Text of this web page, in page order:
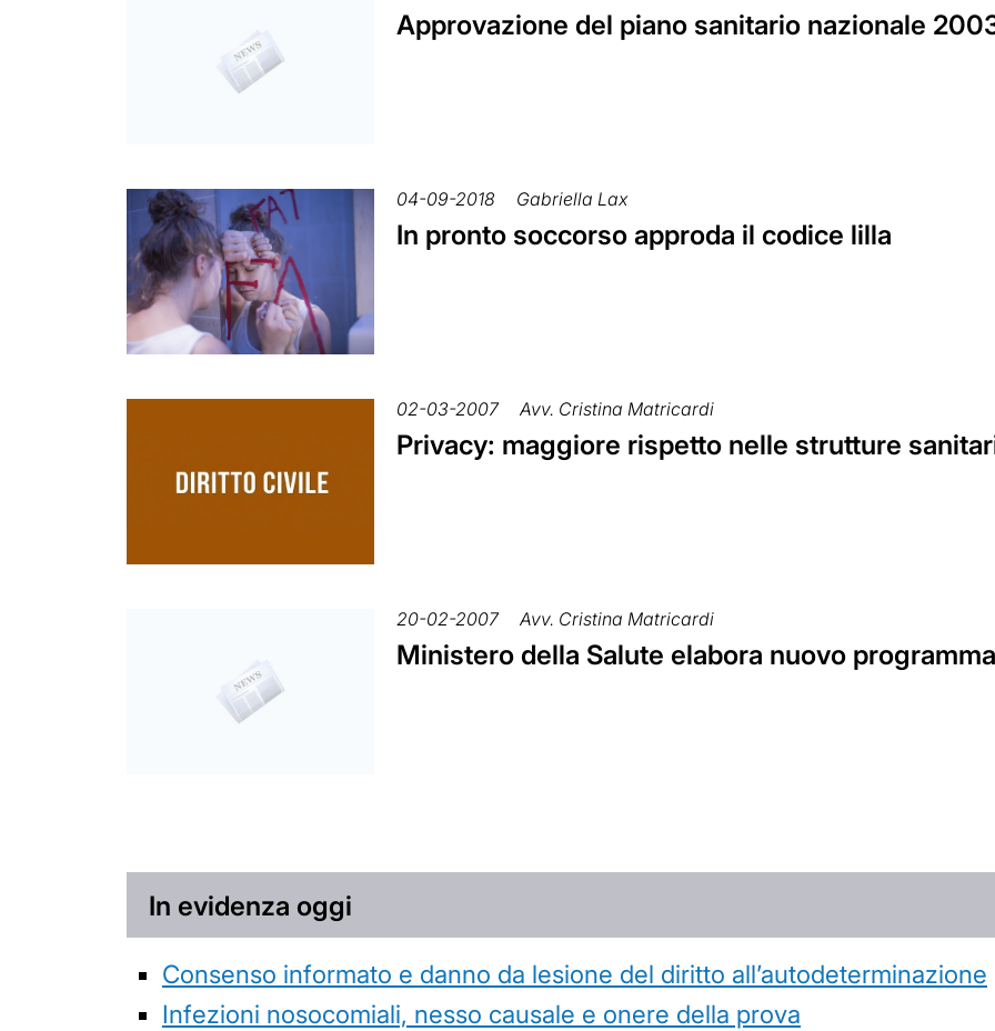
Approvazione del piano sanitario nazionale
04-09-2018 Gabriella Lax
In pronto soccorso approda il codice lilla
02-03-2007 Avv. Cristina Matricardi
Privacy: maggiore rispetto nelle strutture
20-02-2007 Avv. Cristina Matricardi
Ministero della Salute elabora nuovo
In evidenza oggi
Consenso informato e danno da lesione del diritto all’autodeterminazione
Infezioni nosocomiali, nesso causale e onere della prova